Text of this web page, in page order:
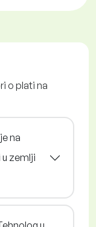
o plati na
na
zemlji